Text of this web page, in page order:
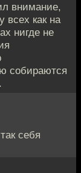
внимание,
как на
нигде не
собираются
себя